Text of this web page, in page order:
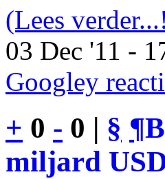
(Lees
03 Dec '11 -
Googley
+ 0 - 0 | § ¶
miljard